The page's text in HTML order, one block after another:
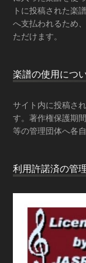
トに投稿された楽
へ支払われるため
ただけます。
楽譜の使用につ
サイト内に投稿さ
す。著作権保護期
等の管理団体へ各
利用許諾済の管